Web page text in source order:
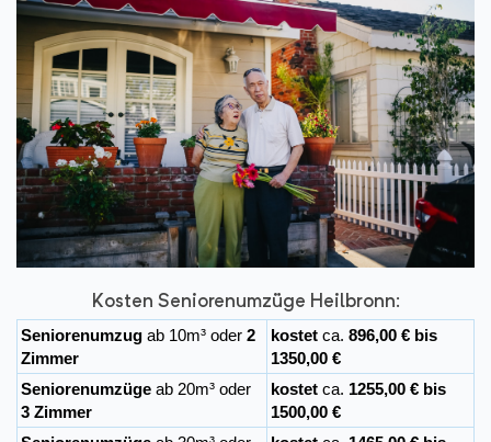
Kosten Seniorenumzüge Heilbronn:
Seniorenumzug ab 10m³ oder 2
Zimmer
kostet ca. 896,00 € bis
1350,00 €
Seniorenumzüge ab 20m³ oder
3 Zimmer
kostet ca. 1255,00 € bis
1500,00 €